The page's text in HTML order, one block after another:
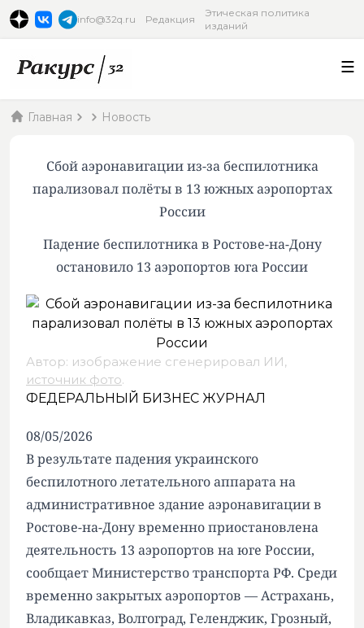
info@32q.ru Редакция
Этическая политика
изданий
Главная Новость
Сбой аэронавигации из-за беспилотника
парализовал полёты в 13 южных аэропортах
России
Падение беспилотника в Ростове-на-Дону
остановило 13 аэропортов юга России
Автор: изображение сгенерировал ИИ,
источник фото.
ФЕДЕРАЛЬНЫЙ БИЗНЕС ЖУРНАЛ
08/05/2026
В результате падения украинского
беспилотного летательного аппарата на
административное здание аэронавигации в
Ростове-на-Дону временно приостановлена
деятельность 13 аэропортов на юге России,
сообщает Министерство транспорта РФ. Среди
временно закрытых аэропортов — Астрахань,
Владикавказ, Волгоград, Геленджик, Грозный,